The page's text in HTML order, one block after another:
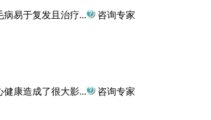
易于复发且治疗... 咨询专家
康造成了很大影... 咨询专家